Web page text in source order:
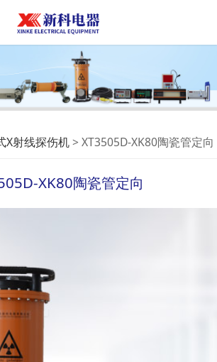
XK80陶瓷管
X射线探伤机> XT3505D-XK80陶瓷管定向
XK80陶瓷管定向